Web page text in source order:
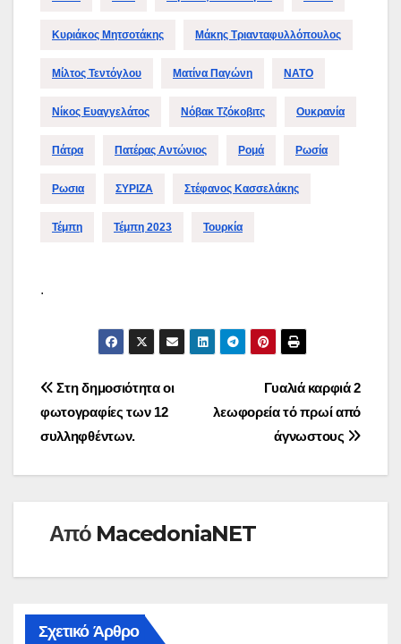
Κυριάκος Μητσοτάκης Μάκης Τριανταφυλλόπουλος
Μίλτος Τεντόγλου Ματίνα Παγώνη ΝΑΤΟ
Νίκος Ευαγγελάτος Νόβακ Τζόκοβιτς Ουκρανία
Πάτρα Πατέρας Αντώνιος Ρομά Ρωσία
Ρωσια ΣΥΡΙΖΑ Στέφανος Κασσελάκης
Τέμπη Τέμπη 2023 Τουρκία
.
Πλοήγηση
άρθρων
Γυαλιά καρφιά 2
λεωφορεία τό πρωί από
άγνωστους
Στη δημοσιότητα οι
φωτογραφίες των 12
συλληφθέντων.
Από MacedoniaNET
Σχετικό Άρθρο